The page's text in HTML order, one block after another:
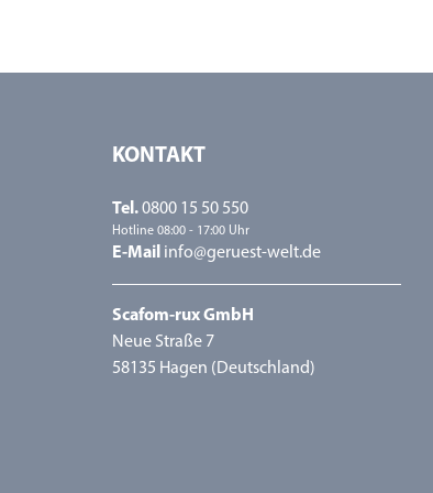
KONTAKT
Tel.0800 15 50 550
Hotline 08:00 - 17:00 Uhr
E-Mail info@geruest-welt.de
Scafom-rux GmbH
Neue Straße 7
58135 Hagen (Deutschland)